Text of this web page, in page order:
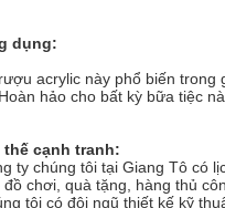
dụng:
acrylic này phổ biến trong
hảo cho bất kỳ bữa tiệc
thế cạnh tranh:
ty chúng tôi tại Giang Tô có
đồ chơi, quà tặng, hàng thủ
tôi có đội ngũ thiết kế kỹ